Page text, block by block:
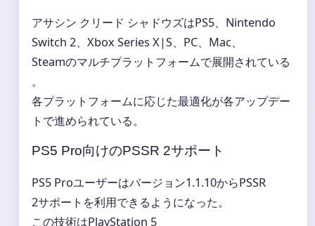
アサシン クリード シャドウズはPS5、Nintendo
Switch 2、Xbox Series X|S、PC、Mac、
Steamのマルチプラットフォームで展開されている
。
各プラットフォームに応じた最適化が各アップデー
トで進められている。
PS5 Pro向けのPSSR 2サポート
PS5 Proユーザーはバージョン1.1.10からPSSR
2サポートを利用できるようになった。
この技術はPlayStation 5